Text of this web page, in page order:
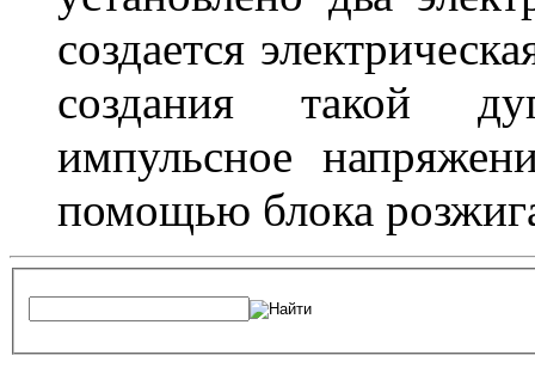
создается
создания такой
импульсное
помощью блока